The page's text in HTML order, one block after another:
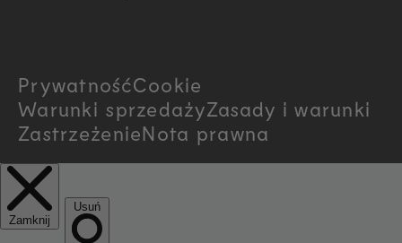
y
/
r
e
PrywatnośćCookie
Warunki sprzedażyZasady i warunki
ZastrzeżenieNota prawna